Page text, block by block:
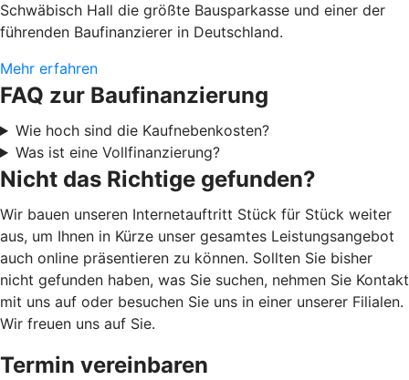
Schwäbisch Hall die größte Bausparkasse und einer der
führenden Baufinanzierer in Deutschland.
Mehr erfahren
FAQ zur Baufinanzierung
Wie hoch sind die Kaufnebenkosten?
Was ist eine Vollfinanzierung?
Nicht das Richtige gefunden?
Wir bauen unseren Internetauftritt Stück für Stück weiter
aus, um Ihnen in Kürze unser gesamtes Leistungsangebot
auch online präsentieren zu können. Sollten Sie bisher
nicht gefunden haben, was Sie suchen, nehmen Sie Kontakt
mit uns auf oder besuchen Sie uns in einer unserer Filialen.
Wir freuen uns auf Sie.
Termin vereinbaren